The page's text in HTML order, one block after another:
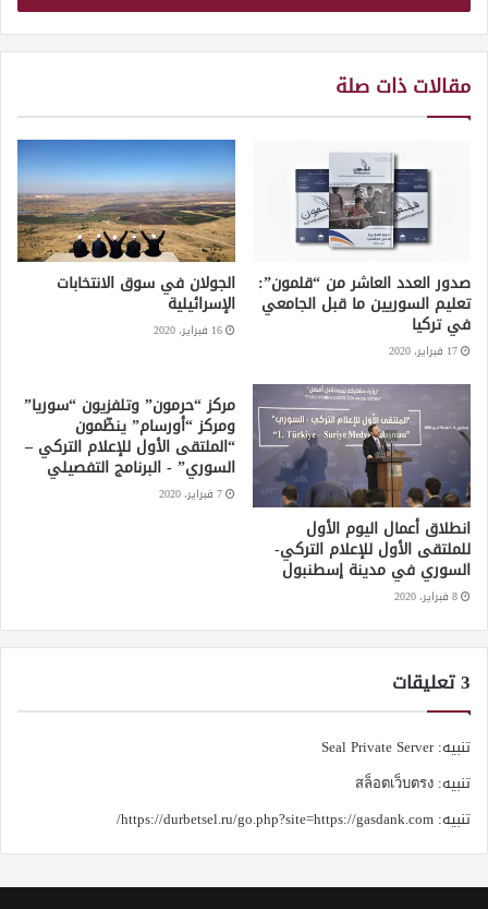
مقالات ذات صلة
صدور العدد العاشر من “قلمون”:
تعليم السوريين ما قبل الجامعي
في تركيا
17 فبراير، 2020
الجولان في سوق الانتخابات
الإسرائيلية
16 فبراير، 2020
انطلاق أعمال اليوم الأول
للملتقى الأول للإعلام التركي-
السوري في مدينة إسطنبول
8 فبراير، 2020
مركز “حرمون” وتلفزيون “سوريا”
ومركز “أورسام” ينظّمون
“الملتقى الأول للإعلام التركي –
السوري” - البرنامج التفصيلي
7 فبراير، 2020
‫3 تعليقات
تنبيه:Seal Private Server
تنبيه: สล็อตเว็บตรง
تنبيه: https://durbetsel.ru/go.php?site=https://gasdank.com/